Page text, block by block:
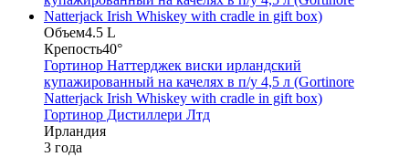
Объем4.5 L
Крепость40°
Гортинор Наттерджек виски ирландский
купажированный на качелях в п/у 4,5 л (Gortinore
Natterjack Irish Whiskey with cradle in gift box)
Гортинор Дистиллери Лтд
Ирландия
3 года